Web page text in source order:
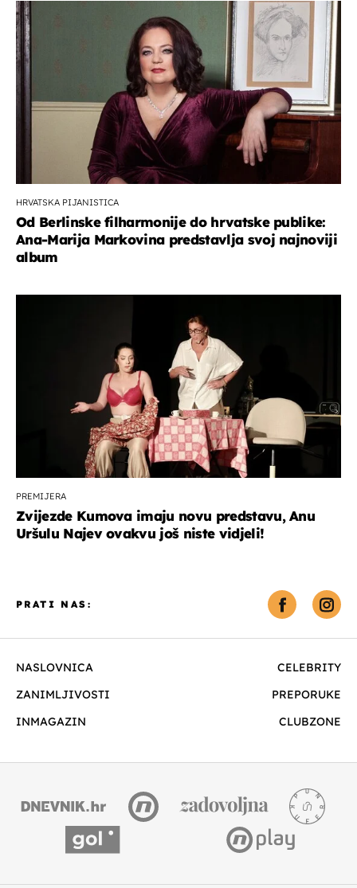
HRVATSKA PIJANISTICA
Od Berlinske filharmonije do hrvatske publike:
Ana-Marija Markovina predstavlja svoj najnoviji
album
PREMIJERA
Zvijezde Kumova imaju novu predstavu, Anu
Uršulu Najev ovakvu još niste vidjeli!
NASLOVNICA
CELEBRITY
ZANIMLJIVOSTI
PREPORUKE
INMAGAZIN
CLUBZONE
PRATI NAS: